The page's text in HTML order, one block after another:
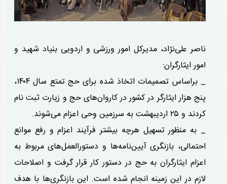
ناصر علی‌نژاد، مدیرکل امور ورزشی و اردویی بنیاد شهید و
امور ایثارگران:
_ براساس تصمیمات اتخاذ شده برای حج تمتع سال ۱۴۰۴،
پنج هزار ایثارگر در کشور در کاروان‌های حج و زیارت ثبت نام
کردند و ۲۵ اردیبهشت به سرزمین وحی اعزام می‌شوند.
_ به منظور تسهیل هرچه بیشتر فرآیند اعزام و رفع موانع
احتمالی، بازنگری آیین‌نامه‌ها و دستورالعمل‌های مربوط به
اعزام ایثارگران به حج در دستور کار قرار گرفت و اصلاحات
لازم در این زمینه انجام شده است. این بازنگری‌ها با هدف